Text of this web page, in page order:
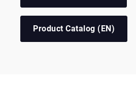
Product Catalog (EN)